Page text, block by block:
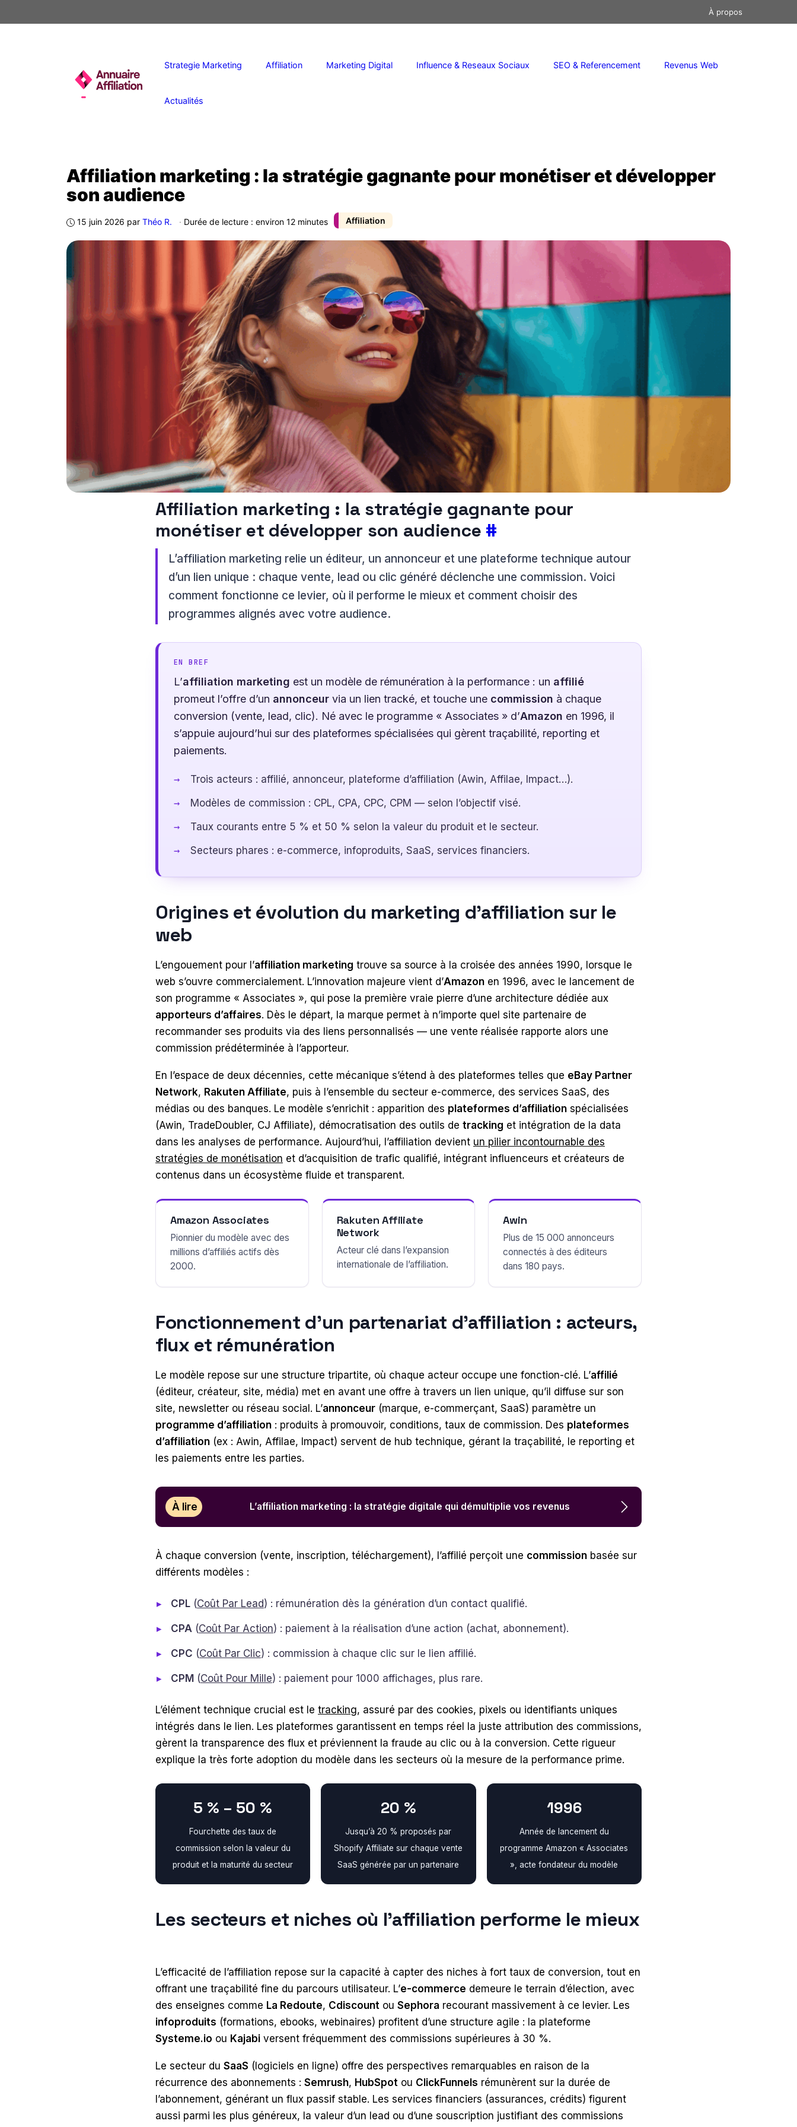
au
À propos
Strategie Marketing Affiliation Marketing Digital Influence & Reseaux Sociaux SEO & Referencement Revenus Web
Actualités
Affiliation
Affiliation marketing : la stratégie gagnante pour monétiser et développer
son audience
15 juin 2026 par Théo R. · Durée de lecture : environ 12 minutes
Affiliation marketing : la stratégie gagnante pour
monétiser et développer son audience #
L’affiliation marketing relie un éditeur, un annonceur et une plateforme technique autour
d’un lien unique : chaque vente, lead ou clic généré déclenche une commission. Voici
comment fonctionne ce levier, où il performe le mieux et comment choisir des
programmes alignés avec votre audience.
EN BREF
L’affiliation marketing est un modèle de rémunération à la performance : un affilié
promeut l’offre d’un annonceur via un lien tracké, et touche une commission à chaque
conversion (vente, lead, clic). Né avec le programme « Associates » d’Amazon en 1996, il
s’appuie aujourd’hui sur des plateformes spécialisées qui gèrent traçabilité, reporting et
paiements.
Trois acteurs : affilié, annonceur, plateforme d’affiliation (Awin, Affilae, Impact…).
Modèles de commission : CPL, CPA, CPC, CPM — selon l’objectif visé.
Taux courants entre 5 % et 50 % selon la valeur du produit et le secteur.
Secteurs phares : e-commerce, infoproduits, SaaS, services financiers.
Origines et évolution du marketing d’affiliation sur le
web
L’engouement pour l’affiliation marketing trouve sa source à la croisée des années 1990, lorsque le
web s’ouvre commercialement. L’innovation majeure vient d’Amazon en 1996, avec le lancement de
son programme « Associates », qui pose la première vraie pierre d’une architecture dédiée aux
apporteurs d’affaires. Dès le départ, la marque permet à n’importe quel site partenaire de
recommander ses produits via des liens personnalisés — une vente réalisée rapporte alors une
commission prédéterminée à l’apporteur.
En l’espace de deux décennies, cette mécanique s’étend à des plateformes telles que eBay Partner
Network, Rakuten Affiliate, puis à l’ensemble du secteur e-commerce, des services SaaS, des
médias ou des banques. Le modèle s’enrichit : apparition des plateformes d’affiliation spécialisées
(Awin, TradeDoubler, CJ Affiliate), démocratisation des outils de tracking et intégration de la data
dans les analyses de performance. Aujourd’hui, l’affiliation devient un pilier incontournable des
stratégies de monétisation et d’acquisition de trafic qualifié, intégrant influenceurs et créateurs de
contenus dans un écosystème fluide et transparent.
Amazon Associates
Pionnier du modèle avec des
millions d’affiliés actifs dès
2000.
Rakuten Affiliate
Network
Acteur clé dans l’expansion
internationale de l’affiliation.
Awin
Plus de 15 000 annonceurs
connectés à des éditeurs
dans 180 pays.
Fonctionnement d’un partenariat d’affiliation : acteurs,
flux et rémunération
Le modèle repose sur une structure tripartite, où chaque acteur occupe une fonction-clé. L’affilié
(éditeur, créateur, site, média) met en avant une offre à travers un lien unique, qu’il diffuse sur son
site, newsletter ou réseau social. L’annonceur (marque, e-commerçant, SaaS) paramètre un
programme d’affiliation : produits à promouvoir, conditions, taux de commission. Des plateformes
d’affiliation (ex : Awin, Affilae, Impact) servent de hub technique, gérant la traçabilité, le reporting et
les paiements entre les parties.
À lire L’affiliation marketing : la stratégie digitale qui démultiplie vos revenus
À chaque conversion (vente, inscription, téléchargement), l’affilié perçoit une commission basée sur
différents modèles :
CPL (Coût Par Lead) : rémunération dès la génération d’un contact qualifié.
CPA (Coût Par Action) : paiement à la réalisation d’une action (achat, abonnement).
CPC (Coût Par Clic) : commission à chaque clic sur le lien affilié.
CPM (Coût Pour Mille) : paiement pour 1000 affichages, plus rare.
L’élément technique crucial est le tracking, assuré par des cookies, pixels ou identifiants uniques
intégrés dans le lien. Les plateformes garantissent en temps réel la juste attribution des commissions,
gèrent la transparence des flux et préviennent la fraude au clic ou à la conversion. Cette rigueur
explique la très forte adoption du modèle dans les secteurs où la mesure de la performance prime.
5 % – 50 %
Fourchette des taux de
commission selon la valeur du
produit et la maturité du secteur
20 %
Jusqu’à 20 % proposés par
Shopify Affiliate sur chaque vente
SaaS générée par un partenaire
1996
Année de lancement du
programme Amazon « Associates
», acte fondateur du modèle
Les secteurs et niches où l’affiliation performe le mieux
L’efficacité de l’affiliation repose sur la capacité à capter des niches à fort taux de conversion, tout en
offrant une traçabilité fine du parcours utilisateur. L’e-commerce demeure le terrain d’élection, avec
des enseignes comme La Redoute, Cdiscount ou Sephora recourant massivement à ce levier. Les
infoproduits (formations, ebooks, webinaires) profitent d’une structure agile : la plateforme
Systeme.io ou Kajabi versent fréquemment des commissions supérieures à 30 %.
Le secteur du SaaS (logiciels en ligne) offre des perspectives remarquables en raison de la
récurrence des abonnements : Semrush, HubSpot ou ClickFunnels rémunèrent sur la durée de
l’abonnement, générant un flux passif stable. Les services financiers (assurances, crédits) figurent
aussi parmi les plus généreux, la valeur d’un lead ou d’une souscription justifiant des commissions